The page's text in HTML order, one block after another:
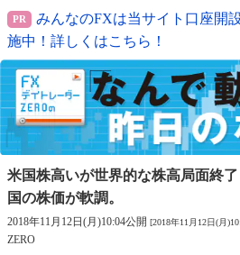
みんなのFXは当サイト口座開
施中！詳しくはこちら！
米国株高いが世界的な株高局面終了
国の株価が軟調。
2018年11月12日(月)10:04公開 [2018年11月12日(月
ZERO